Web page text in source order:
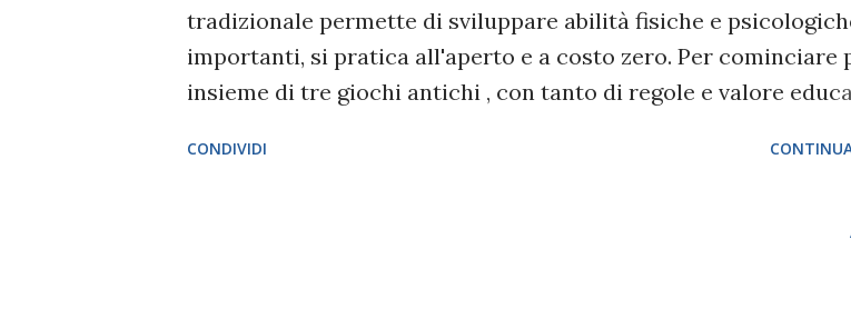
tradizionale permette di sviluppare abilità fisiche e
importanti, si pratica all'aperto e a costo zero. Per cominciare
insieme di tre giochi antichi , con tanto di regole e valore
le capacità fisiche e psicologiche dei bambini : v elocità, riflessi,
stessi nello spazio, visione tridimensionale, senso del ritmo e
CONDIVIDI